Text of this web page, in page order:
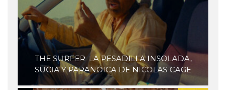
THE SURFER: LA PESADILLA INSOLADA,
SUCIA Y PARANOICA DE NICOLAS CAGE